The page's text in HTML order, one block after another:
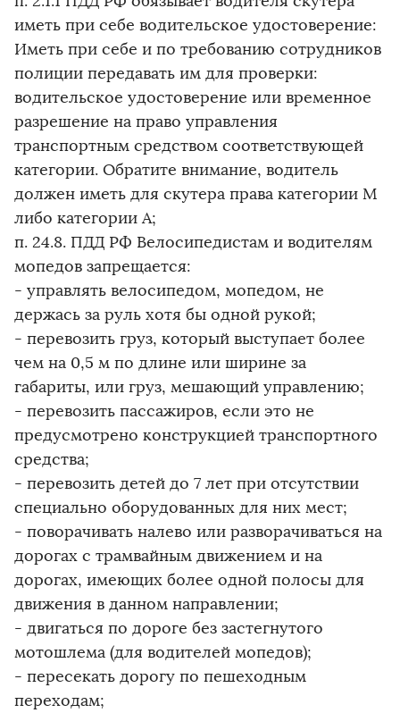
иметь при себе водительское удостоверение:
Иметь при себе и по требованию сотрудников
полиции передавать им для проверки:
водительское удостоверение или временное
разрешение на право управления
транспортным средством соответствующей
категории. Обратите внимание, водитель
должен иметь для скутера права категории М
либо категории А;
п. 24.8. ПДД РФ Велосипедистам и водителям
мопедов запрещается:
- управлять велосипедом, мопедом, не
держась за руль хотя бы одной рукой;
- перевозить груз, который выступает более
чем на 0,5 м по длине или ширине за
габариты, или груз, мешающий управлению;
- перевозить пассажиров, если это не
предусмотрено конструкцией транспортного
средства;
- перевозить детей до 7 лет при отсутствии
специально оборудованных для них мест;
- поворачивать налево или разворачиваться на
дорогах с трамвайным движением и на
дорогах, имеющих более одной полосы для
движения в данном направлении;
- двигаться по дороге без застегнутого
мотошлема (для водителей мопедов);
- пересекать дорогу по пешеходным
переходам;